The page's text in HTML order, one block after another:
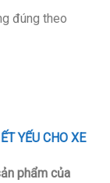
đúng theo
YẾU CHO XE
phẩm của